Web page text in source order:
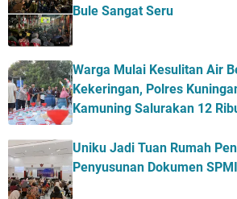
Bule Sangat Seru
Warga Mulai Kesulitan Air
Kekeringan, Polres
Kamuning Salurakan 12
Uniku Jadi Tuan Rumah
Penyusunan Dokumen SPMI